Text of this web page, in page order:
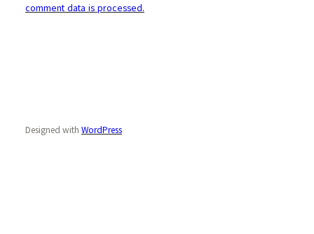
comment data is processed.
Designed with WordPress